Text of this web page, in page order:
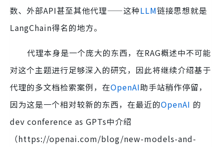
数、外部API甚至其他代理——这种LLM链接思想就是
LangChain得名的地方。
代理本身是一个庞大的东西，在RAG概述中不可能
对这个主题进行足够深入的研究，因此将继续介绍基于
代理的多文档检索案例，在OpenAI助手站稍作停留，
因为这是一个相对较新的东西，在最近的OpenAI 的
dev conference as GPTs中介绍
（https://openai.com/blog/new-models-and-